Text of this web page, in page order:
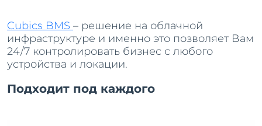
Cubics BMS – решение на облачной
инфраструктуре и именно это позволяет Вам
24/7 контролировать бизнес с любого
устройства и локации.
Подходит под каждого